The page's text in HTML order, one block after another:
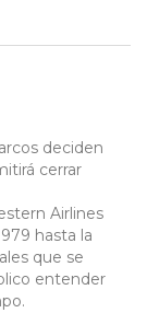
deciden
cerrar
Airlines
hasta la
que se
entender